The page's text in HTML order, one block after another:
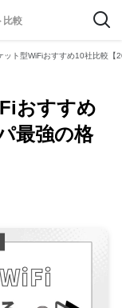
比較
ット型WiFiおすすめ10社比較【
おすすめ
最強の格